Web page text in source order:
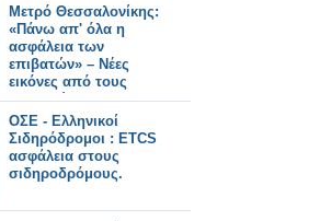
Μετρό Θεσσαλονίκης:
«Πάνω απ' όλα η
ασφάλεια των
επιβατών» – Νέες
εικόνες από τους
σταθμούς της
Καλαμαριάς.
ΟΣΕ - Ελληνικοί
Σιδηρόδρομοι : ETCS
ασφάλεια στους
σιδηροδρόμους.